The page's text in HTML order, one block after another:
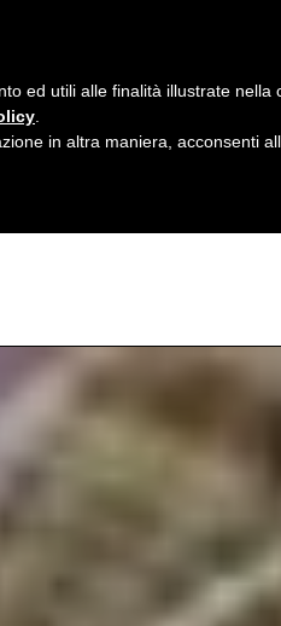
ed utili alle finalità illustrate nella
in altra maniera, acconsenti